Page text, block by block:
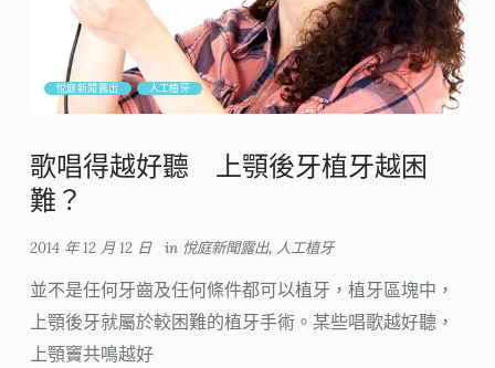
悅庭新聞露出 人工植牙
歌唱得越好聽 上顎後牙植牙越困
難？
2014 年 12 月 12 日 in 悅庭新聞露出, 人工植牙
並不是任何牙齒及任何條件都可以植牙，植牙區塊中，
上顎後牙就屬於較困難的植牙手術。某些唱歌越好聽，
上顎竇共鳴越好